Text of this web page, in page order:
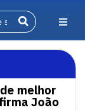
melhor
João